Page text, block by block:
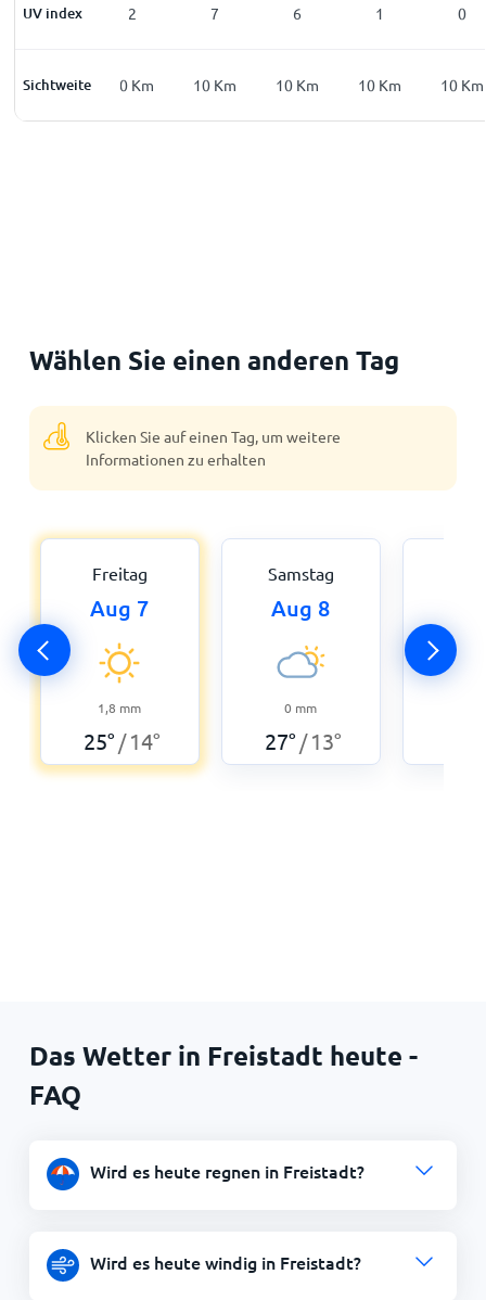
UV index
0 2 7 6 1 0
Sichtweite
2Km 10 Km 10 Km 10 Km 10 Km 10 Km
Wählen Sie einen anderen Tag
Klicken Sie auf einen Tag, um weitere
Informationen zu erhalten
Freitag
Aug 7
1,8 mm
25° /14°
Samstag
Aug 8
0 mm
27° /13°
Das Wetter in Freistadt heute -
FAQ
Wird es heute regnen in Freistadt?
Wird es heute windig in Freistadt?